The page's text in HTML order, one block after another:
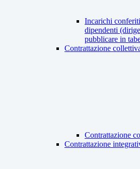
Incarichi
dipendenti
pubblicare in
Contrattazione
Contrattazione
Contrattazione